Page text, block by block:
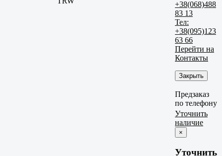
+38(068)488
83 13
Тел:
+38(095)123
63 66
Перейти на
Контакты
Закрыть
Предзаказ
по телефону
Уточнить
наличие
×
Уточнить